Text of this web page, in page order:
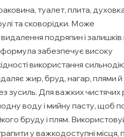
туалет, плита,
та сковорідки. Може
подряпин і
забезпечує високу
використання
жир, бруд, нагар, плями й
зусиль. Для важких чистячих
воду і мийну пасту, щоб
бруду і плям.
у важкодоступні місця,